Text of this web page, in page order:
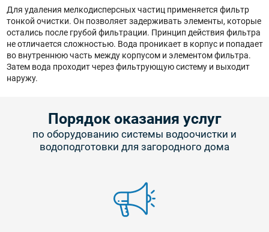
Для удаления мелкодисперсных частиц применяется фильтр
тонкой очистки. Он позволяет задерживать элементы, которые
остались после грубой фильтрации. Принцип действия фильтра
не отличается сложностью. Вода проникает в корпус и попадает
во внутреннюю часть между корпусом и элементом фильтра.
Затем вода проходит через фильтрующую систему и выходит
наружу.
Порядок оказания услуг
по оборудованию системы водоочистки и
водоподготовки для загородного дома